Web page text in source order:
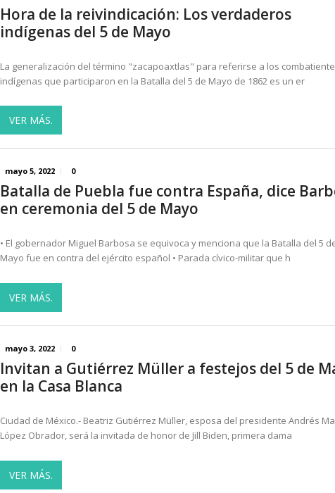
Hora de la reivindicación: Los verdaderos
indígenas del 5 de Mayo
La generalización del término "zacapoaxtlas" para referirse a los
indígenas que participaron en la Batalla del 5 de Mayo de 1862 es un er
VER MÁS.
mayo 5, 2022 0
Batalla de Puebla fue contra España, dice
en ceremonia del 5 de Mayo
• El gobernador Miguel Barbosa se equivoca y menciona que la Batalla del 5
Mayo fue en contra del ejército español • Parada cívico-militar que h
VER MÁS.
mayo 3, 2022 0
Invitan a Gutiérrez Müller a festejos del 5 de
en la Casa Blanca
Ciudad de México.- Beatriz Gutiérrez Müller, esposa del presidente Andrés
López Obrador, será la invitada de honor de Jill Biden, primera dama
VER MÁS.